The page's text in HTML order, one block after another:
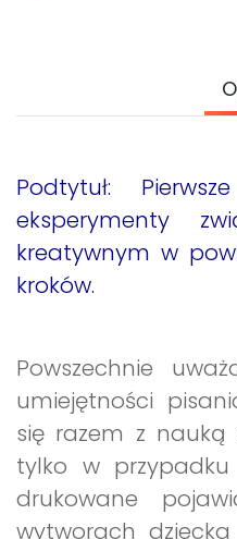
Podtytuł:
eksperymenty
kreatywnym w
kroków.
Powszechnie
umiejętności
się razem z
tylko w
drukowane
wytworach